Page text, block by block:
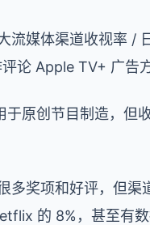
流媒体渠道收视率 /
论 Apple TV+ 广告方
原创节目制造，但
多奖项和好评，但渠
的 8%，甚至有